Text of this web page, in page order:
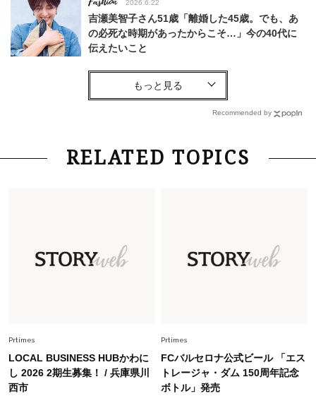
2026.6.22
吉瀬美智子さん51歳「離婚した45歳。でも、あ
の必死な時期があったからこそ…」今の40代に
伝えたいこと
Fashion
【40代コンサバ派】白Tシャツは「パール×ゴー
ルドアクセ」を合わせるのが正解！〈大野真理子
Lifestyle 2026.7.29
「お若いですね」は褒め言葉？“若い＝美しい”と
慣！「金運アップ→トイレ、じゃあ底上げ運
は？」
Fashion 2026.6.12
中村ゆりさん「40代になり、やっと“仕事以外の
Recommended by
RELATED TOPICS
Prtimes
LOCAL BUSINESS HUBかわに
し 2026 2期生募集！ / 兵庫県川
西市
Prtimes
FCバルセロナ公式ビール 「エス
トレージャ・ダム 150周年記念
ボトル」発売